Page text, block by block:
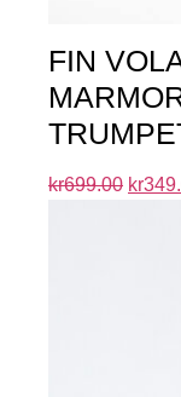
FIN
kr699.00 kr